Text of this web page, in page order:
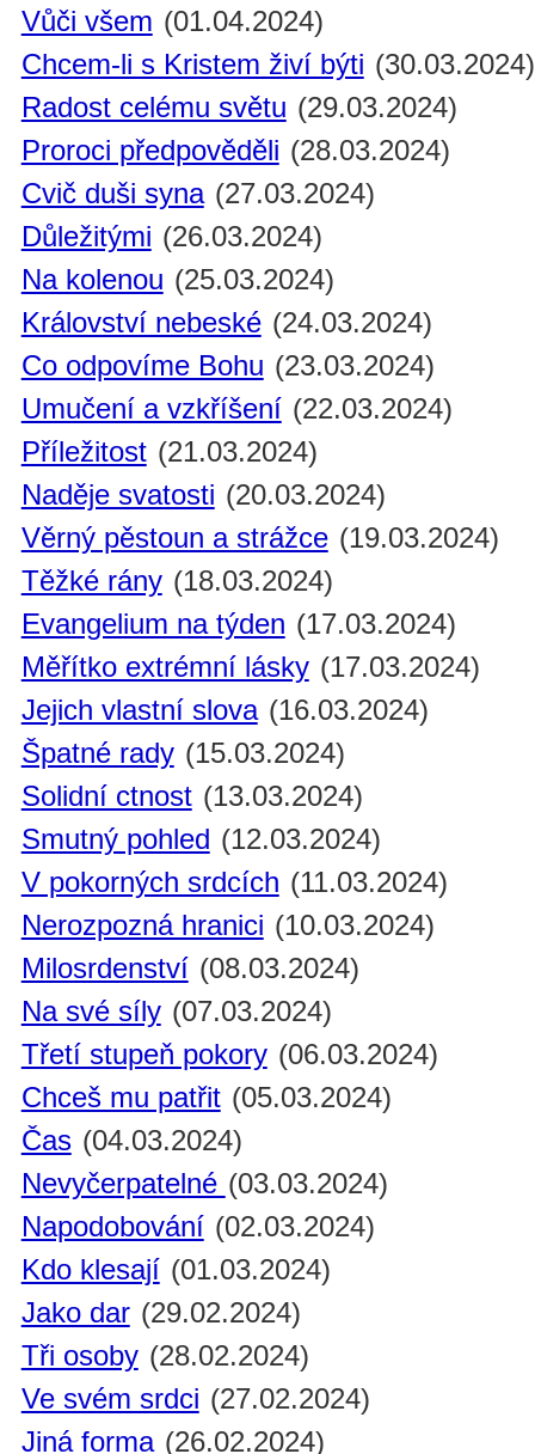
Vůči všem (01.04.2024)
Chcem-li s Kristem živí býti (30.03.2024)
Radost celému světu (29.03.2024)
Proroci předpověděli (28.03.2024)
Cvič duši syna (27.03.2024)
Důležitými (26.03.2024)
Na kolenou (25.03.2024)
Království nebeské (24.03.2024)
Co odpovíme Bohu (23.03.2024)
Umučení a vzkříšení (22.03.2024)
Příležitost (21.03.2024)
Naděje svatosti (20.03.2024)
Věrný pěstoun a strážce (19.03.2024)
Těžké rány (18.03.2024)
Evangelium na týden (17.03.2024)
Měřítko extrémní lásky (17.03.2024)
Jejich vlastní slova (16.03.2024)
Špatné rady (15.03.2024)
Solidní ctnost (13.03.2024)
Smutný pohled (12.03.2024)
V pokorných srdcích (11.03.2024)
Nerozpozná hranici (10.03.2024)
Milosrdenství (08.03.2024)
Na své síly (07.03.2024)
Třetí stupeň pokory (06.03.2024)
Chceš mu patřit (05.03.2024)
Čas (04.03.2024)
Nevyčerpatelné (03.03.2024)
Napodobování (02.03.2024)
Kdo klesají (01.03.2024)
Jako dar (29.02.2024)
Tři osoby (28.02.2024)
Ve svém srdci (27.02.2024)
Jiná forma (26.02.2024)